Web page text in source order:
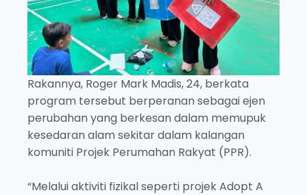
Rakannya, Roger Mark Madis, 24, berkata
program tersebut berperanan sebagai ejen
perubahan yang berkesan dalam memupuk
kesedaran alam sekitar dalam kalangan
komuniti Projek Perumahan Rakyat (PPR).
“Melalui aktiviti fizikal seperti projek Adopt A